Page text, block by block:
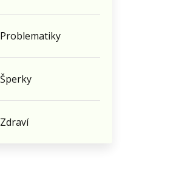
Problematiky
Šperky
Zdraví